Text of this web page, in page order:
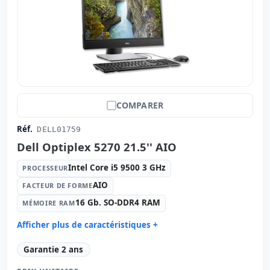
RJ-45 · WIFI · Bluetooth
hR emballage
54.1x21.4x45 cm.
COMPARER
Réf. DELL01759
Dell Optiplex 5270 21.5'' AIO
PROCESSEURIntel Core i5 9500 3 GHz
FACTEUR DE FORMEAIO
MÉMOIRE RAM16 Gb. SO-DDR4 RAM
Afficher plus de caractéristiques +
Processeur: Intel Core i5 9500 3 GHz.
Facteur de forme:
Garantie 2 ans